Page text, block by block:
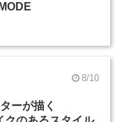
8/10
ーが描く